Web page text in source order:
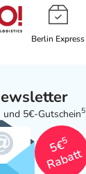
Berlin Express
und 5€-Gutschein5
5€
5
Rabatt